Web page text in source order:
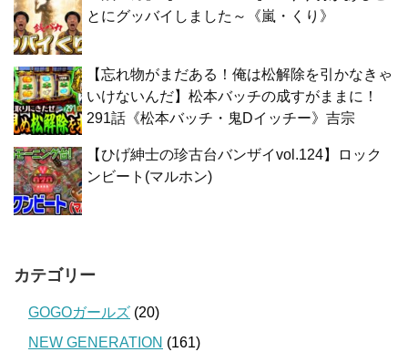
とにグッバイしました～《嵐・くり》
【忘れ物がまだある！俺は松解除を引かなきゃ
いけないんだ】松本バッチの成すがままに！
291話《松本バッチ・鬼Dイッチー》吉宗
【ひげ紳士の珍古台バンザイvol.124】ロック
ンビート(マルホン)
カテゴリー
GOGOガールズ (20)
NEW GENERATION (161)